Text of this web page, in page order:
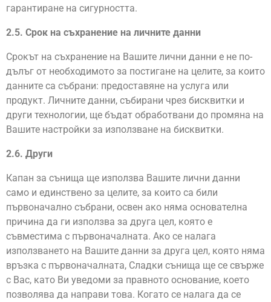
гарантиране на сигурността.
2.5. Срок на съхранение на личните данни
Срокът на съхранение на Вашите лични данни е не по-
дълъг от необходимото за постигане на целите, за които
данните са събрани: предоставяне на услуга или
продукт. Личните данни, събирани чрез бисквитки и
други технологии, ще бъдат обработвани до промяна на
Вашите настройки за използване на бисквитки.
2.6. Други
Капан за сънища ще използва Вашите лични данни
само и единствено за целите, за които са били
първоначално събрани, освен ако няма основателна
причина да ги използва за друга цел, която е
съвместима с първоначалната. Ако се налага
използването на Вашите данни за друга цел, която няма
връзка с първоначалната, Сладки сънища ще се свърже
с Вас, като Ви уведоми за правното основание, което
позволява да направи това. Когато се налага да се